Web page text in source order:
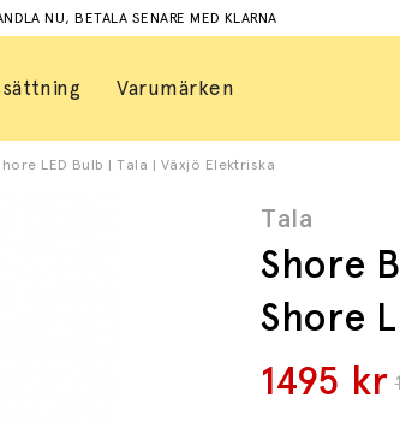
NU, BETALA SENARE MED KLARNA
Varumärken
LED Bulb | Tala | Växjö Elektriska
Tala
Shore
Shore
1495 kr